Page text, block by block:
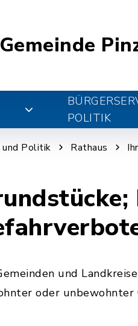
Gemeinde
POLITIK
und Politik Rathaus
und
oder